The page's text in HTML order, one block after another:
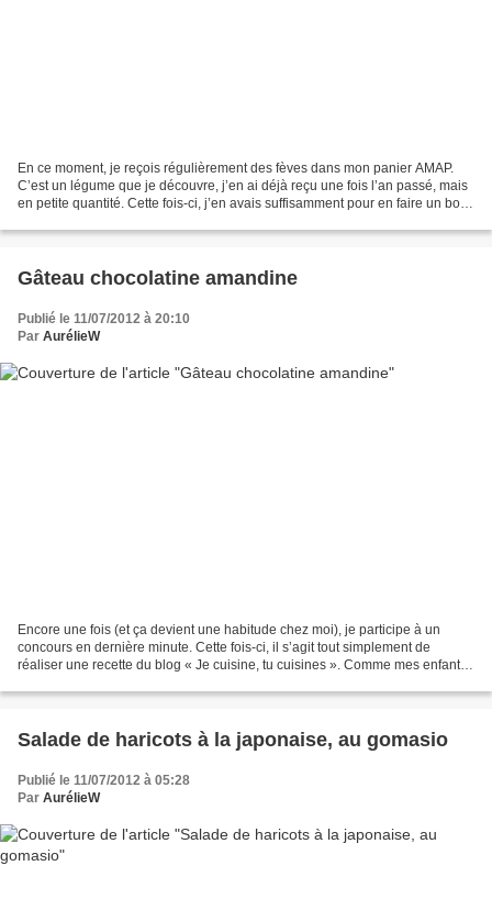
En ce moment, je reçois régulièrement des fèves dans mon panier AMAP.
C’est un légume que je découvre, j’en ai déjà reçu une fois l’an passé, mais
en petite quantité. Cette fois-ci, j’en avais suffisamment pour en faire un bon
Gâteau chocolatine amandine
Publié le 11/07/2012 à 20:10
Par AurélieW
Encore une fois (et ça devient une habitude chez moi), je participe à un
concours en dernière minute. Cette fois-ci, il s’agit tout simplement de
réaliser une recette du blog « Je cuisine, tu cuisines ». Comme mes enfants
Salade de haricots à la japonaise, au gomasio
Publié le 11/07/2012 à 05:28
Par AurélieW